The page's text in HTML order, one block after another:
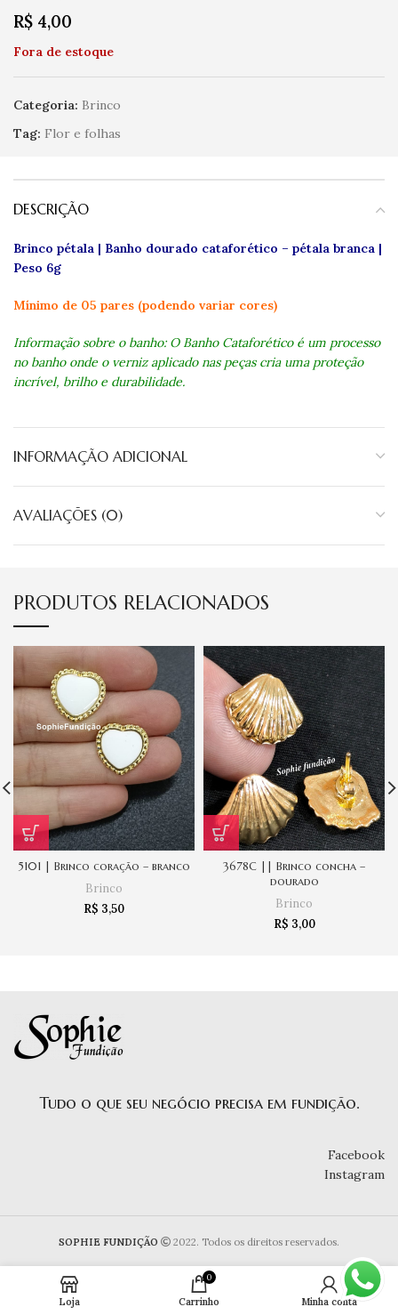
R$ 4,00
Fora de estoque
Categoria: Brinco
Tag: Flor e folhas
DESCRIÇÃO
Brinco pétala | Banho dourado cataforético – pétala branca |
Peso 6g
Mínimo de 05 pares (podendo variar cores)
Informação sobre o banho: O Banho Cataforético é um processo
no banho onde o verniz aplicado nas peças cria uma proteção
incrível, brilho e durabilidade.
INFORMAÇÃO ADICIONAL
AVALIAÇÕES (0)
PRODUTOS RELACIONADOS
5101 | Brinco coração – branco
Brinco
R$ 3,50
3678C || Brinco concha –
dourado
Brinco
R$ 3,00
Tudo o que seu negócio precisa em fundição.
Facebook
Instagram
SOPHIE FUNDIÇÃO 2022. Todos os direitos reservados.
Loja
0
Carrinho Minha conta